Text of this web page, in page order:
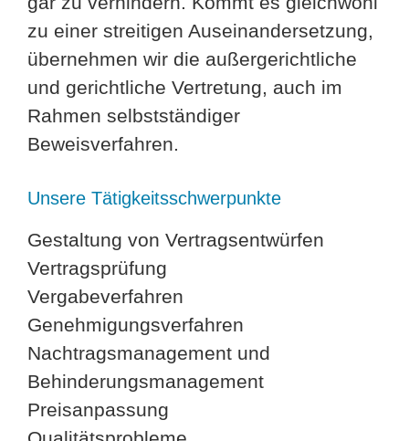
zu einer streitigen Auseinandersetzung,
übernehmen wir die außergerichtliche
und gerichtliche Vertretung, auch im
Rahmen selbstständiger
Beweisverfahren.
Unsere Tätigkeitsschwerpunkte
Gestaltung von Vertragsentwürfen
Vertragsprüfung
Vergabeverfahren
Genehmigungsverfahren
Nachtragsmanagement und
Behinderungsmanagement
Preisanpassung